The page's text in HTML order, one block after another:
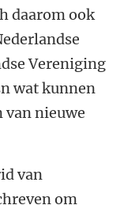
daarom ook
Vereniging
wat kunnen
nieuwe
van
om